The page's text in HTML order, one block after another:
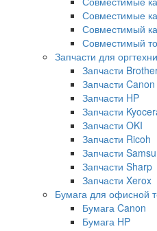
Совместимые
Совместимый
Совместимый
Запчасти для
Запчасти
Запчасти Canon
Запчасти HP
Запчасти
Запчасти OKI
Запчасти Ricoh
Запчасти
Запчасти Sharp
Запчасти Xerox
Бумага для офисной
Бумага Canon
Бумага HP